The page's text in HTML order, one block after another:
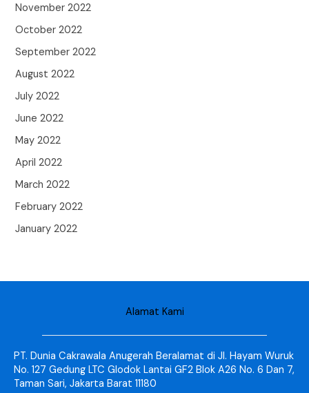
November 2022
October 2022
September 2022
August 2022
July 2022
June 2022
May 2022
April 2022
March 2022
February 2022
January 2022
Alamat Kami
PT. Dunia Cakrawala Anugerah Beralamat di Jl. Hayam Wuruk
No. 127 Gedung LTC Glodok Lantai GF2 Blok A26 No. 6 Dan 7,
Taman Sari, Jakarta Barat 11180